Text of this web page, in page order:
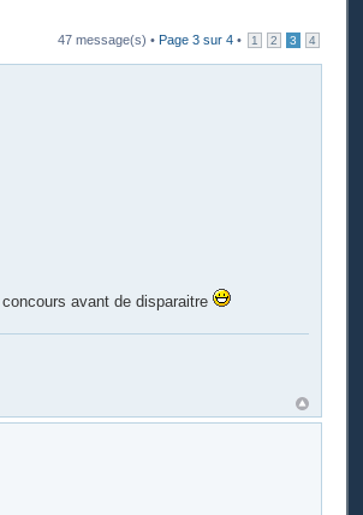
47 message(s) • Page 3 sur 4 • 1 2 3 4
avant de disparaitre